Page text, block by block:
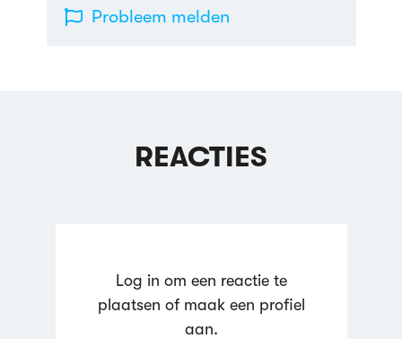
Probleem melden
REACTIES
Log in om een reactie te
plaatsen of maak een profiel
aan.